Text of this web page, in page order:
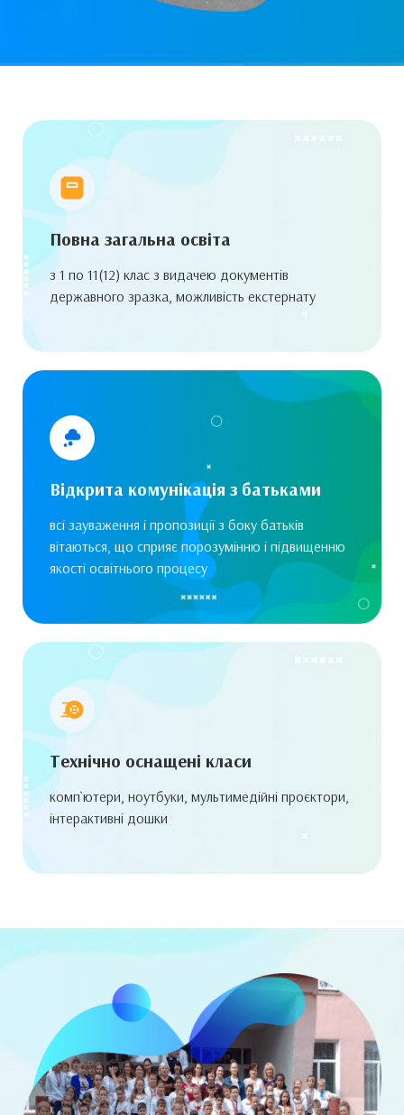
Повна загальна освіта
з 1 по 11(12) клас з видачею документів
державного зразка, можливість екстернату
Відкрита комунікація з батьками
всі зауваження і пропозиції з боку батьків
вітаються, що сприяє порозумінню і підвищенню
якості освітнього процесу
Технічно оснащені класи
комп`ютери, ноутбуки, мультимедійні проєктори,
інтерактивні дошки